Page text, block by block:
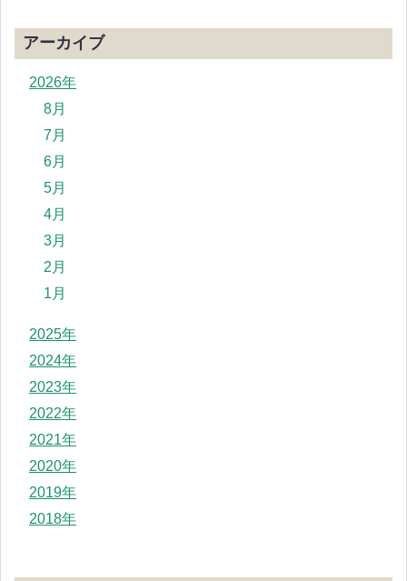
アーカイブ
2026年
8月
7月
6月
5月
4月
3月
2月
1月
2025年
2024年
2023年
2022年
2021年
2020年
2019年
2018年